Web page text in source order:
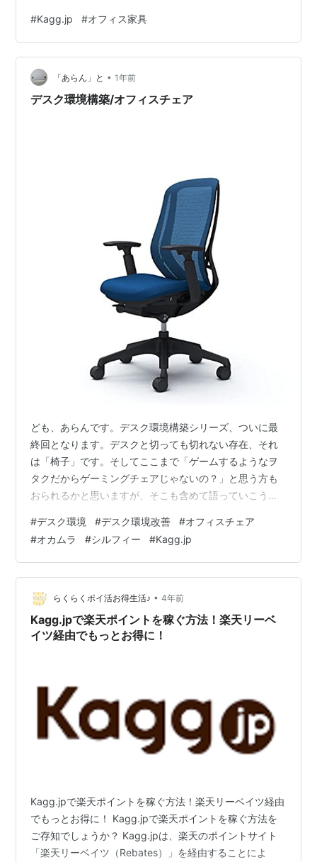
な地域と商品)・メーカーと直接取引し中間コストをカッ
トしているので、最大50％オフの価格でお得にお買い物
いただけます。・メーカー正規品のみの取扱いなので、
品質的にも安心。・在宅勤務に使えるチェアやデスクも
豊富に取り扱っています。・お好みのカラーや仕様を、
#Kagg.jp #オフィス家具
「あらん」と • 1年前
デスク環境構築/オフィスチェア
ども、あらんです。デスク環境構築シリーズ、ついに最
終回となります。デスクと切っても切れない存在、それ
は「椅子」です。そしてここまで「ゲームするようなヲ
タクだからゲーミングチェアじゃないの？」と思う方も
おられるかと思いますが、そこも含めて語っていこうと
ざ、試座 帰宅後、即注文 念願のオフィスチェアを手に入
れたぞ！ 自分のチェア推移 結論から言いますと、今年の
２月頭まではゲーミングチェアを使っていました。使っ
てたのはこちら DXRacer (ディーエックスレーサー) 【正
規輸入品】ゲーミングチェア NEW FORMULA フォーミ
ュラシリーズ …
#デスク環境 #デスク環境改善 #オフィスチェア
#オカムラ #シルフィー #Kagg.jp
らくらくポイ活お得生活♪ • 4年前
Kagg.jpで楽天ポイントを稼ぐ方法！楽天リーベ
イツ経由でもっとお得に！
Kagg.jpで楽天ポイントを稼ぐ方法！楽天リーベイツ経由
でもっとお得に！ Kagg.jpで楽天ポイントを稼ぐ方法を
ご存知でしょうか？ Kagg.jpは、楽天のポイントサイト
「楽天リーベイツ（Rebates）」を経由することによ